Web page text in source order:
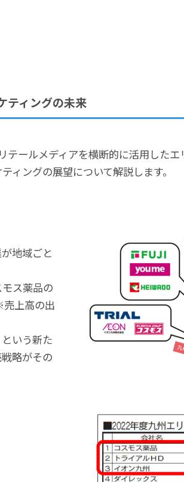
ティングの未来
ールメディアを横断的に活用したエ
ィングの展望について解説します。
地域ごと
ス薬品の
上高の出
いう新た
略がその